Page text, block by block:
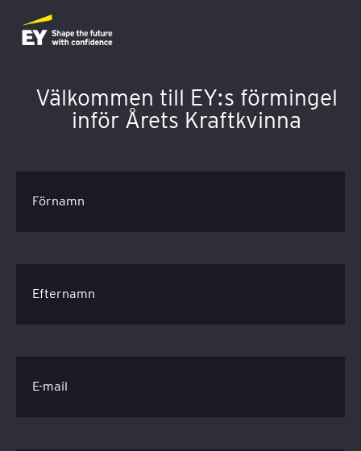
Välkommen till EY:s förmingel
inför Årets Kraftkvinna
Förnamn
Efternamn
E-mail